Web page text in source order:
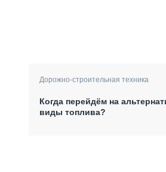
Дорожно-строительная техника
Когда перейдём на
виды топлива?